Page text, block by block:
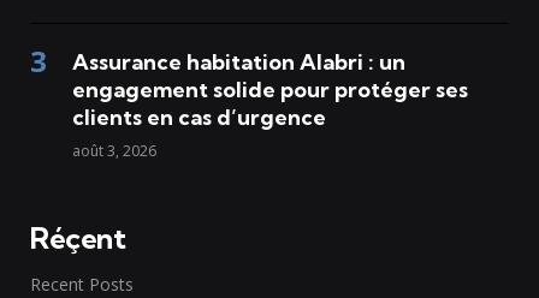
Assurance habitation Alabri : un
engagement solide pour protéger ses
clients en cas d’urgence
août 3, 2026
Réçent
Recent Posts